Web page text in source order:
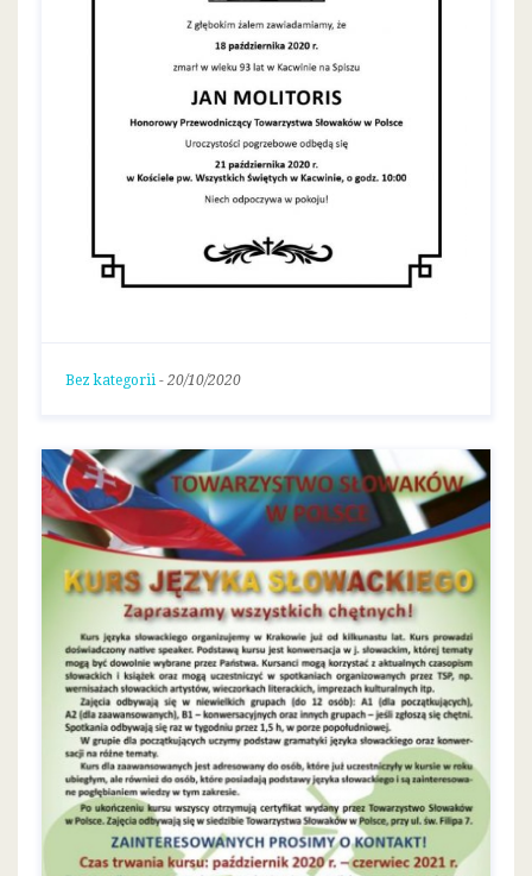
Bez kategorii - 20/10/2020